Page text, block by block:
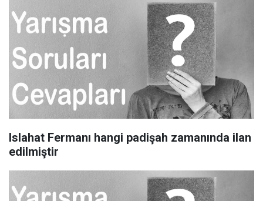
Islahat Fermanı hangi padişah zamanında ilan
edilmiştir